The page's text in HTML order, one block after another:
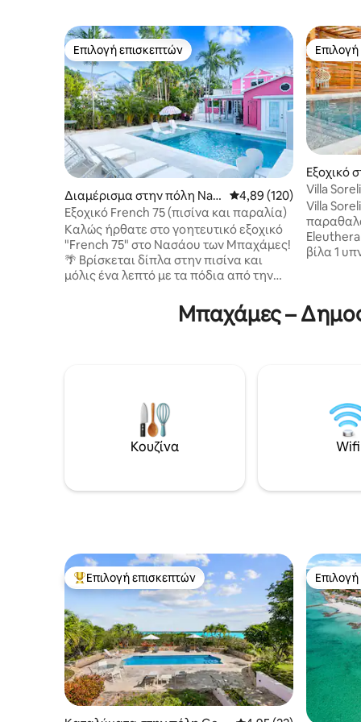
Επιλογή επισκεπτών
Επιλογή επισκεπτών
Διαμέρισμα στην πόλη Nas
sau
Μέση βαθμολογία: 4,89
4,89 (120)
Εξοχικό French 75 (πισίνα και παραλία)
Καλώς ήρθατε στο γοητευτικό εξοχικό
"French 75" στο Νασάου των Μπαχάμες!
🌴 Βρίσκεται δίπλα στην πισίνα και
μόλις ένα λεπτό με τα πόδια από την
ρομαντική απόδραση. Οι επισκέπτες
έχουν πρόσβαση στην κοινόχρηστη
ξεχωριστά για μεγαλύτερες ομάδες ή
για περισσότερη ιδιωτικότητα. Λάβετε
υπόψη ότι υπάρχει κατασκευή δίπλα
και περιστασιακά μπορεί να ακούγεται
σε εξωτερικούς χώρους.
Εξοχικό
Bay
Villa
στον
Villa
βίλα 1
παιδιά. Η βίλα μας είναι πλήρως
Καραϊβική
παραλία
Μπαχάμες –
Κουζίνα Wifi
Κορυφαία επιλογή επισκεπτών
Επιλογή επισκεπτών